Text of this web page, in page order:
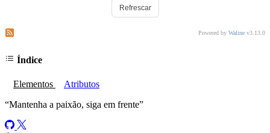
Refrescar
Powered by Waline v3.13.0
Índice
Elementos
Atributos
“Mantenha a paixão, siga em frente”